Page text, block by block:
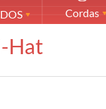
Cordas
Hat